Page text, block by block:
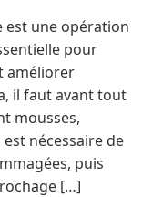
est une opération
pour
améliorer
il faut avant tout
mousses,
nécessaire de
puis
[…]